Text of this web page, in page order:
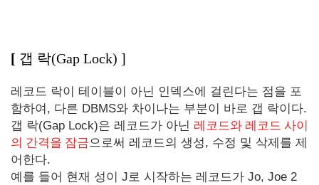
[ 갭 락(Gap Lock) ]
레코드 락이 테이블이 아닌 인덱스에 걸린다는 점을 포
함하여, 다른 DBMS와 차이나는 부분이 바로 갭 락이다.
갭 락(Gap Lock)은 레코드가 아닌 레코드와 레코드 사이
의 간격을 잠금으로써 레코드의 생성, 수정 및 삭제를 제
어한다.
예를 들어 현재 성이 J로 시작하는 레코드가 Jo, Joe 2